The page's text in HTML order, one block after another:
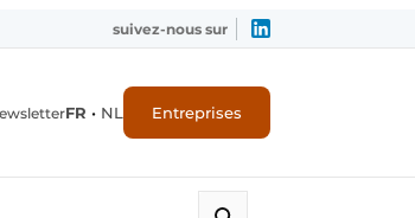
suivez-nous sur
FR • NL Entreprises